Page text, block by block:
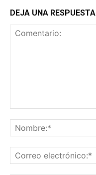
DEJA UNA RESPUESTA